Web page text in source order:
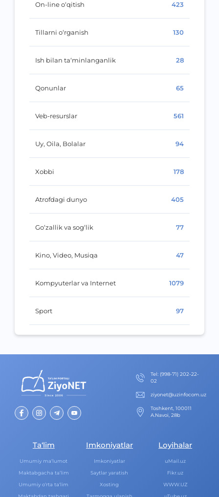
On-line o‘qitish 423
Tillarni o‘rganish 130
Ish bilan ta‘minlanganlik 28
Qonunlar 65
Veb-resurslar 561
Uy, Oila, Bolalar 94
Xobbi 178
Atrofdagi dunyo 405
Go‘zallik va sog‘lik 77
Kino, Video, Musiqa 47
Kompyuterlar va Internet 1079
Sport 97
Теl: (998-71) 202-22-
02
ziyonet@uzinfocom.uz
Toshkent, 100011
A.Navoi, 28b
Ta‘lim
Umumiy ma‘lumot
Maktabgacha ta‘lim
Umumiy o‘rta ta‘lim
Imkoniyatlar
Imkoniyatlar
Saytlar yaratish
Xosting
Loyihalar
uMail.uz
Fikr.uz
WWW.UZ